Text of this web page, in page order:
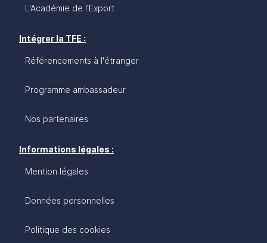
L'Académie de l'Export
Intégrer la TFE :
Référencements à l'étranger
Programme ambassadeur
Nos partenaires
Informations légales :
Mention légales
Données personnelles
Politique des cookies